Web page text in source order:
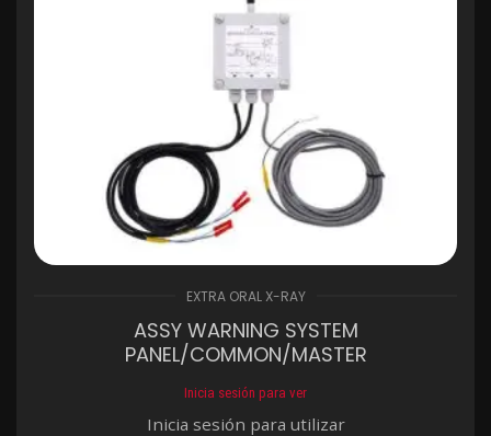
EXTRA ORAL X-RAY
ASSY WARNING SYSTEM
PANEL/COMMON/MASTER
Inicia sesión para ver
Inicia sesión para utilizar